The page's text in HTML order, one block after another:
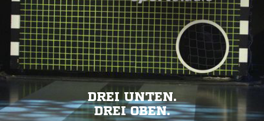
DREI UNTEN.
DREI OBEN.